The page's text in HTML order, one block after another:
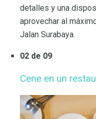
detalles y una
aprovechar al
Jalan Surabaya.
02 de 09
Cene en un